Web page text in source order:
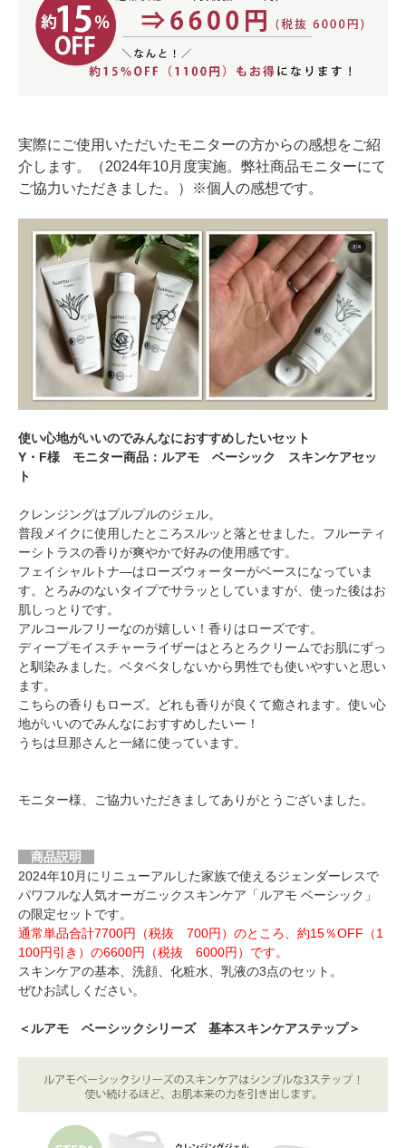
実際にご使用いただいたモニターの方からの感想をご紹
介します。（2024年10月度実施。弊社商品モニターにて
ご協力いただきました。）※個人の感想です。
使い心地がいいのでみんなにおすすめしたいセット
Y・F様 モニター商品：ルアモ ベーシック スキンケアセッ
ト
クレンジングはプルプルのジェル。
普段メイクに使用したところスルッと落とせました。フルーティ
ーシトラスの香りが爽やかで好みの使用感です。
フェイシャルトナ―はローズウォーターがベースになっていま
す。とろみのないタイプでサラッとしていますが、使った後はお
肌しっとりです。
アルコールフリーなのが嬉しい！香りはローズです。
ディープモイスチャーライザーはとろとろクリームでお肌にずっ
と馴染みました。ベタベタしないから男性でも使いやすいと思い
ます。
こちらの香りもローズ。どれも香りが良くて癒されます。使い心
地がいいのでみんなにおすすめしたいー！
うちは旦那さんと一緒に使っています。
モニター様、ご協力いただきましてありがとうございました。
商品説明
2024年10月にリニューアルした家族で使えるジェンダーレスで
パワフルな人気オーガニックスキンケア「ルアモ ベーシック」
の限定セットです。
通常単品合計7700円（税抜 700円）のところ、約15％OFF（1
100円引き）の6600円（税抜 6000円）です。
スキンケアの基本、洗顔、化粧水、乳液の3点のセット。
ぜひお試しください。
＜ルアモ ベーシックシリーズ 基本スキンケアステップ＞